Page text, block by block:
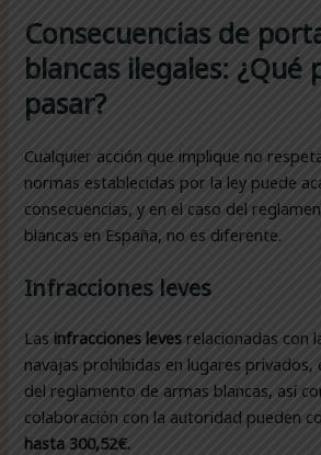
Consecuencias de
blancas ilegales: ¿Qué
pasar?
Cualquier acción que implique no
normas establecidas por la ley puede
consecuencias, y en el caso del
blancas en España, no es diferente.
Infracciones leves
Lasinfracciones leves relacionadas con
navajas prohibidas en lugares privados,
del reglamento de armas blancas, así
colaboración con la autoridad pueden
hasta 300,52€.